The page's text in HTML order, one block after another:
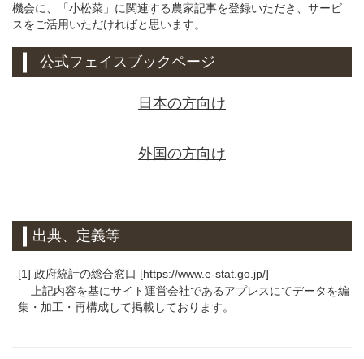
機会に、「小松菜」に関連する農家記事を登録いただき、サービ
スをご活用いただければと思います。
公式フェイスブックページ
日本の方向け
外国の方向け
出典、定義等
[1] 政府統計の総合窓口 [https://www.e-stat.go.jp/]
上記内容を基にサイト運営会社であるアプレスにてデータを編
集・加工・再構成して掲載しております。